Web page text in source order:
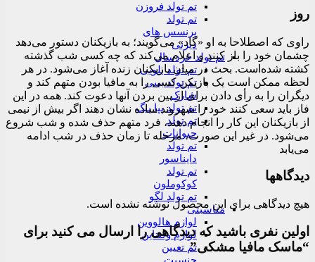
تم تولد فروزن
تم تولد
پرنسس های
دیزنی
تم تولد خردسال
تم تولد بلویی
تم تولد بیبی
شارک
تم تولد پپا پیگ
تم تولد
حیوانات
تم تولد
دایناسور
تم تولد
کوکوملون
تم تولد لگو
مناسبتی
لوازم هالووین
لوازم ولنتاین
تم تعیین
روز
راوی که اصطلاحا به او «گاد» می‌گویند؛ به بازیکنان دستور می‌دهد
چشمان خود را باز کنند و اعلام می‌کند که چه کسی شب گذشته
کشته شده‌است. بحث در میان بازیکنان زنده آغاز می‌شود. در هر
لحظه ممکن است یک بازیکن کسی را به مافیا بودن متهم کند و
دیگران را به رأی دادن برای از بین بردن آنها دعوت کند. همه در این
فاز باید سعی کنند خود را شهروند ساده نشان دهند اگر بیش از نیمی
از بازیکنان این کار را انجام دهند، فرد متهم حذف شده و شب شروع
می‌شود. در غیر این صورت، مرحله تا زمان حذف در شب ادامه
می‌یابد
دیدگاهها
هیچ دیدگاهی برای این محصول نوشته نشده است.
اولین نفری باشید که دیدگاهی را ارسال می کنید برای
“ماسک مافیا مشکی”